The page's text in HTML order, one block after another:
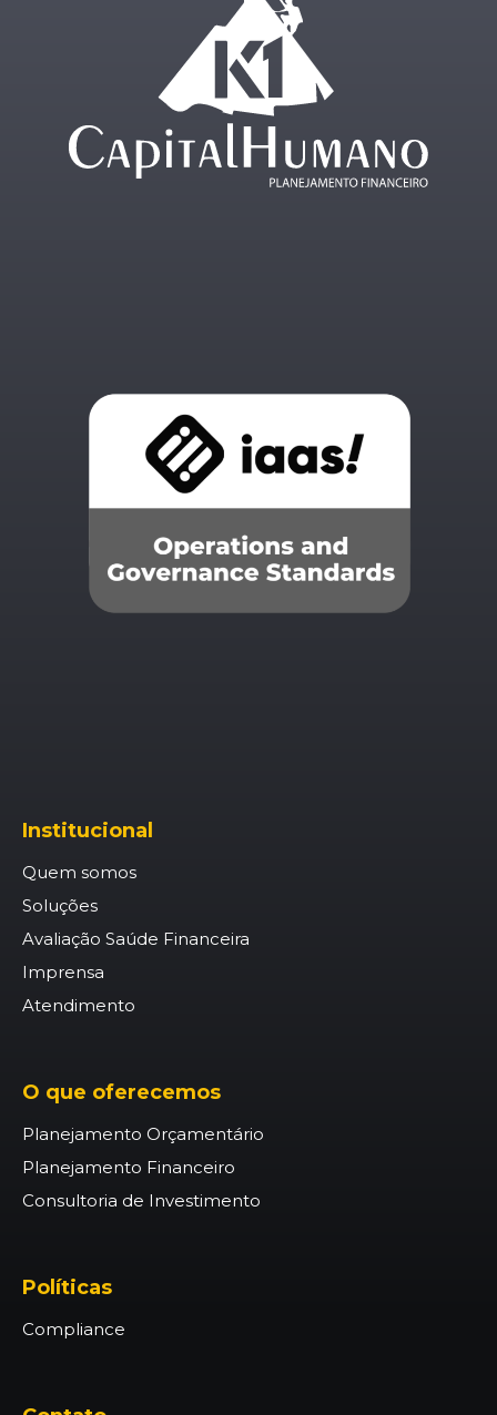
Institucional
Quem somos
Soluções
Avaliação Saúde Financeira
Imprensa
Atendimento
O que oferecemos
Planejamento Orçamentário
Planejamento Financeiro
Consultoria de Investimento
Políticas
Compliance